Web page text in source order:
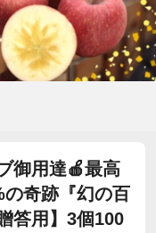
御用達🍎最高
奇跡『幻の百
答用】3個100